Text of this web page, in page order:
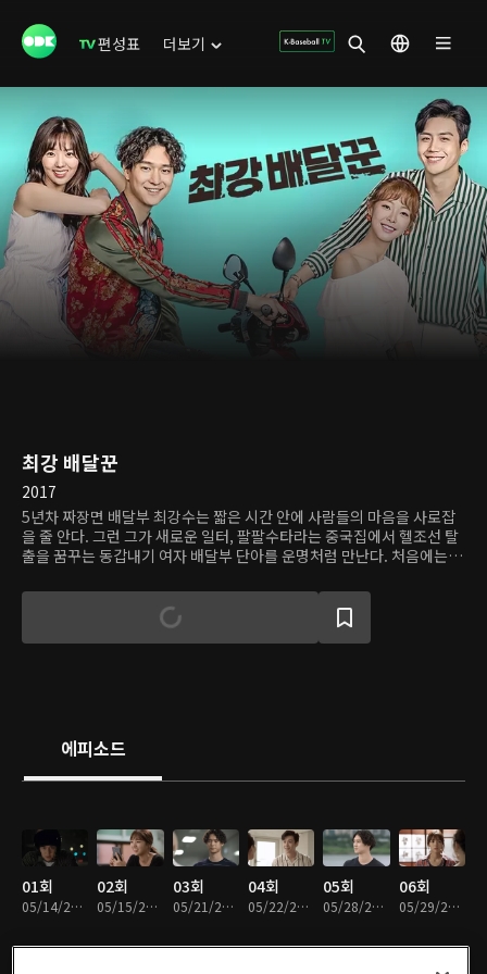
편성표 더보기
최강 배달꾼
2017
5년차 짜장면 배달부 최강수는 짧은 시간 안에 사람들의 마음을 사로잡
을 줄 안다. 그런 그가 새로운 일터, 팔팔수타라는 중국집에서 헬조선 탈
출을 꿈꾸는 동갑내기 여자 배달부 단아를 운명처럼 만난다. 처음에는 사
수에게 마음이 흔들리고 강수 또한 단아에게 푹 빠지기 시작했다. 그런
두 사람 앞에 새로운 위기가 찾아온다. 막대한 자금력을 앞세운 프랜차이
즈 음식점 '정가'가 작은 식당들로 이루어진 상권을 장악하기 시작한 것.
에피소드
01회
05/14/2025 • 1시간 1분
02회
05/15/2025 • 1시간 1분
03회
05/21/2025 • 52분
04회
05/22/2025 • 53분
05회
05/28/2025 • 51분
06회
05/29/2025 • 53분